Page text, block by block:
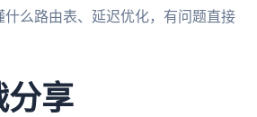
么路由表、延迟优化，有问题直接
分享